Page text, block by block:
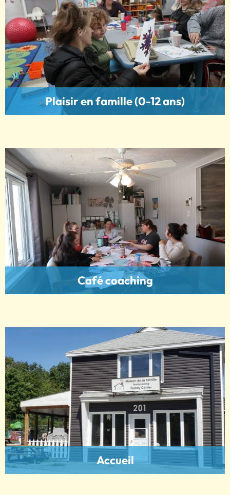
Plaisir en famille (0-12 ans)
Café coaching
Accueil